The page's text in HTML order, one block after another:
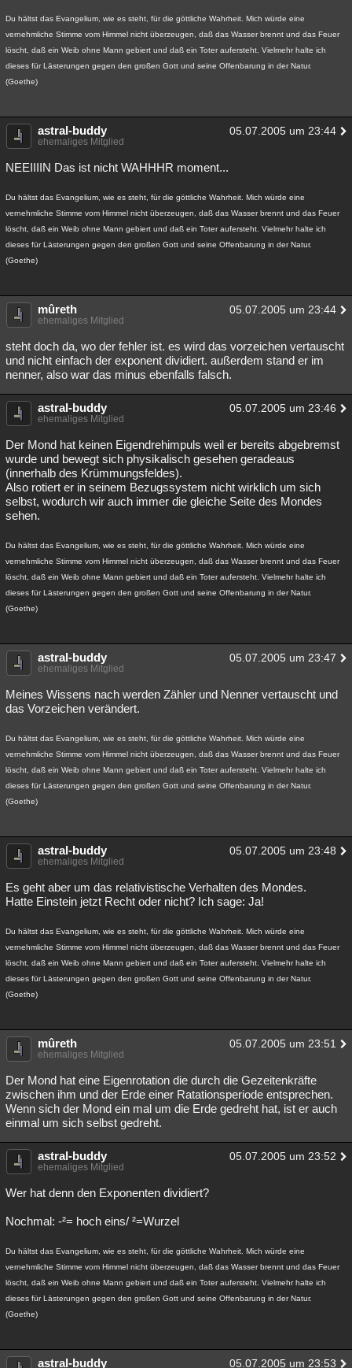
Du hältst das Evangelium, wie es steht, für die göttliche Wahrheit. Mich würde eine
vernehmliche Stimme vom Himmel nicht überzeugen, daß das Wasser brennt und das Feuer
löscht, daß ein Weib ohne Mann gebiert und daß ein Toter aufersteht. Vielmehr halte ich
dieses für Lästerungen gegen den großen Gott und seine Offenbarung in der Natur.
(Goethe)
astral-buddy 05.07.2005 um 23:44
ehemaliges Mitglied
NEEIIIIN Das ist nicht WAHHHR moment...
Du hältst das Evangelium, wie es steht, für die göttliche Wahrheit. Mich würde eine
vernehmliche Stimme vom Himmel nicht überzeugen, daß das Wasser brennt und das Feuer
löscht, daß ein Weib ohne Mann gebiert und daß ein Toter aufersteht. Vielmehr halte ich
dieses für Lästerungen gegen den großen Gott und seine Offenbarung in der Natur.
(Goethe)
mûreth 05.07.2005 um 23:44
ehemaliges Mitglied
steht doch da, wo der fehler ist. es wird das vorzeichen vertauscht
und nicht einfach der exponent dividiert. außerdem stand er im
nenner, also war das minus ebenfalls falsch.
astral-buddy 05.07.2005 um 23:46
ehemaliges Mitglied
Der Mond hat keinen Eigendrehimpuls weil er bereits abgebremst
wurde und bewegt sich physikalisch gesehen geradeaus
(innerhalb des Krümmungsfeldes).
Also rotiert er in seinem Bezugssystem nicht wirklich um sich
selbst, wodurch wir auch immer die gleiche Seite des Mondes
sehen.
Du hältst das Evangelium, wie es steht, für die göttliche Wahrheit. Mich würde eine
vernehmliche Stimme vom Himmel nicht überzeugen, daß das Wasser brennt und das Feuer
löscht, daß ein Weib ohne Mann gebiert und daß ein Toter aufersteht. Vielmehr halte ich
dieses für Lästerungen gegen den großen Gott und seine Offenbarung in der Natur.
(Goethe)
astral-buddy 05.07.2005 um 23:47
ehemaliges Mitglied
Meines Wissens nach werden Zähler und Nenner vertauscht und
das Vorzeichen verändert.
Du hältst das Evangelium, wie es steht, für die göttliche Wahrheit. Mich würde eine
vernehmliche Stimme vom Himmel nicht überzeugen, daß das Wasser brennt und das Feuer
löscht, daß ein Weib ohne Mann gebiert und daß ein Toter aufersteht. Vielmehr halte ich
dieses für Lästerungen gegen den großen Gott und seine Offenbarung in der Natur.
(Goethe)
astral-buddy 05.07.2005 um 23:48
ehemaliges Mitglied
Es geht aber um das relativistische Verhalten des Mondes.
Hatte Einstein jetzt Recht oder nicht? Ich sage: Ja!
Du hältst das Evangelium, wie es steht, für die göttliche Wahrheit. Mich würde eine
vernehmliche Stimme vom Himmel nicht überzeugen, daß das Wasser brennt und das Feuer
löscht, daß ein Weib ohne Mann gebiert und daß ein Toter aufersteht. Vielmehr halte ich
dieses für Lästerungen gegen den großen Gott und seine Offenbarung in der Natur.
(Goethe)
mûreth 05.07.2005 um 23:51
ehemaliges Mitglied
Der Mond hat eine Eigenrotation die durch die Gezeitenkräfte
zwischen ihm und der Erde einer Ratationsperiode entsprechen.
Wenn sich der Mond ein mal um die Erde gedreht hat, ist er auch
einmal um sich selbst gedreht.
astral-buddy 05.07.2005 um 23:52
ehemaliges Mitglied
Wer hat denn den Exponenten dividiert?
Nochmal: -²= hoch eins/ ²=Wurzel
Du hältst das Evangelium, wie es steht, für die göttliche Wahrheit. Mich würde eine
vernehmliche Stimme vom Himmel nicht überzeugen, daß das Wasser brennt und das Feuer
löscht, daß ein Weib ohne Mann gebiert und daß ein Toter aufersteht. Vielmehr halte ich
dieses für Lästerungen gegen den großen Gott und seine Offenbarung in der Natur.
(Goethe)
astral-buddy 05.07.2005 um 23:53